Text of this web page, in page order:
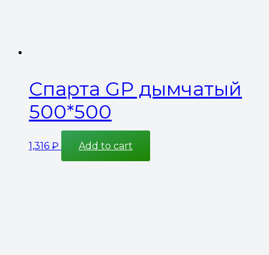
Спарта GP дымчатый
500*500
1,316 ₽ Add to cart